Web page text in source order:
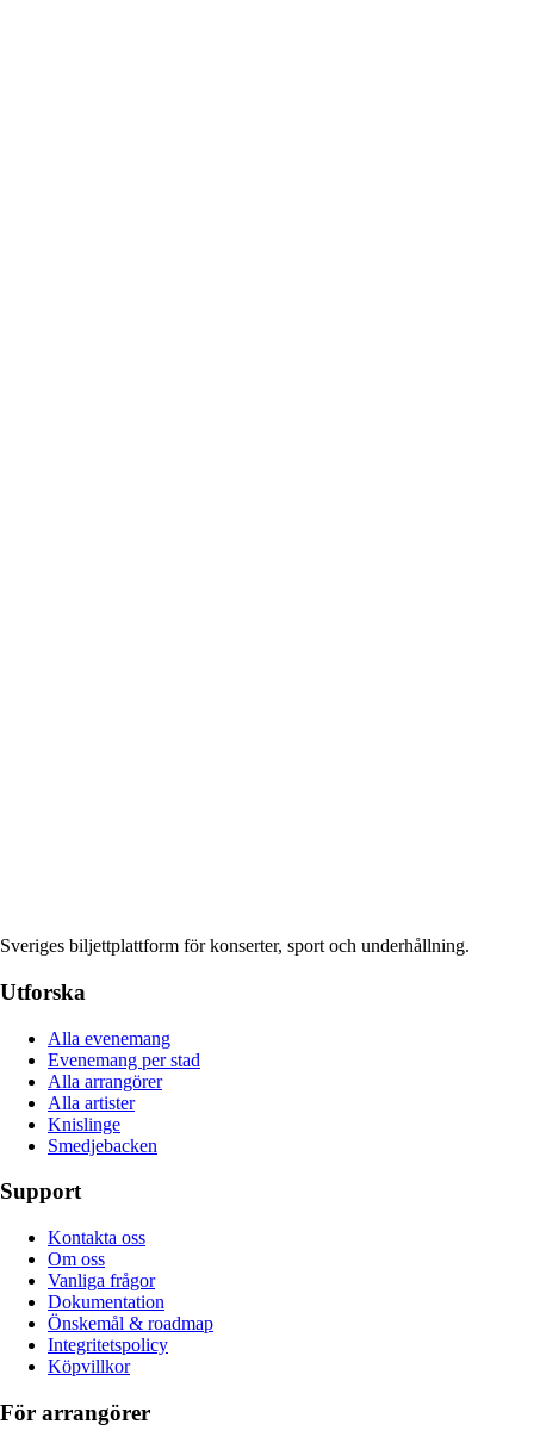
Sveriges biljettplattform för konserter, sport och underhållning.
Utforska
Alla evenemang
Evenemang per stad
Alla arrangörer
Alla artister
Knislinge
Smedjebacken
Support
Kontakta oss
Om oss
Vanliga frågor
Dokumentation
Önskemål & roadmap
Integritetspolicy
Köpvillkor
För arrangörer